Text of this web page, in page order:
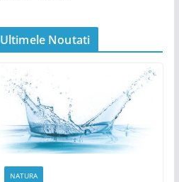
Ultimele Noutati
NATURA